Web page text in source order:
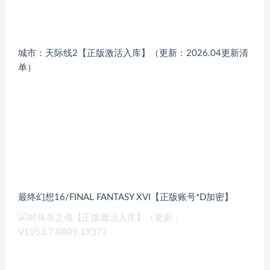
城市：天际线2【正版激活入库】（更新：2026.04更新清
单）
最终幻想16/FINAL FANTASY XVI【正版账号*D加密】